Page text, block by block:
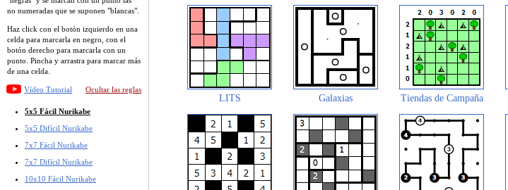
no numeradas que se suponen "blancas".
Haz click con el botón izquierdo en una
celda para marcarla en negro, con el
botón derecho para marcarla con un
punto. Pincha y arrastra para marcar más
de una celda.
Vídeo Tutorial Ocultar las reglas
5x5 Fácil Nurikabe
5x5 Difícil Nurikabe
7x7 Fácil Nurikabe
7x7 Difícil Nurikabe
10x10 Fácil Nurikabe
LITS Galaxias Tiendas de Campaña